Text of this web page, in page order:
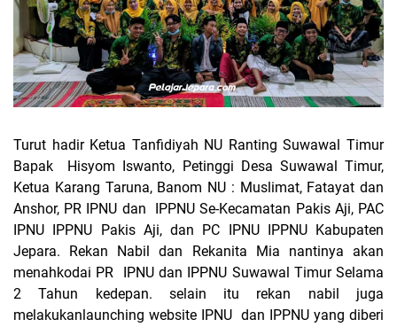
Turut hadir Ketua Tanfidiyah NU Ranting Suwawal Timur
Bapak Hisyom Iswanto, Petinggi Desa Suwawal Timur,
Ketua Karang Taruna, Banom NU : Muslimat, Fatayat dan
Anshor, PR IPNU dan IPPNU Se-Kecamatan Pakis Aji, PAC
IPNU IPPNU Pakis Aji, dan PC IPNU IPPNU Kabupaten
Jepara. Rekan Nabil dan Rekanita Mia nantinya akan
menahkodai PR IPNU dan IPPNU Suwawal Timur Selama
2 Tahun kedepan. selain itu rekan nabil juga
melakukanlaunching website IPNU dan IPPNU yang diberi